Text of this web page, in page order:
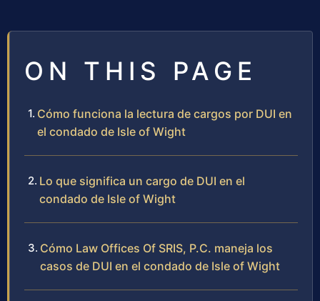
ON THIS PAGE
Cómo funciona la lectura de cargos por DUI en
el condado de Isle of Wight
Lo que significa un cargo de DUI en el
condado de Isle of Wight
Cómo Law Offices Of SRIS, P.C. maneja los
casos de DUI en el condado de Isle of Wight